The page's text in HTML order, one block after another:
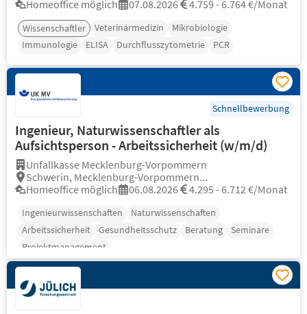
Homeoffice möglich
07.08.2026 4.759 - 6.764 €/Monat
Wissenschaftler Veterinärmedizin
Mikrobiologie
Immunologie
ELISA Durchflusszytometrie PCR
Schnellbewerbung
Ingenieur, Naturwissenschaftler als
Aufsichtsperson - Arbeitssicherheit (w/m/d)
Unfallkasse Mecklenburg-Vorpommern
Schwerin, Mecklenburg-Vorpommern...
Homeoffice möglich
06.08.2026 4.295 - 6.712 €/Monat
Ingenieurwissenschaften
Naturwissenschaften
Arbeitssicherheit
Gesundheitsschutz Beratung
Seminare
Projektmanagement